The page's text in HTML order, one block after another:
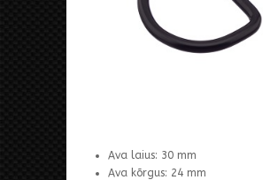
Ava laius: 30 mm
Ava kõrgus: 24 mm